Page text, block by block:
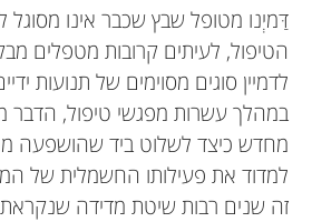
דַּמיְנו מטופל שבץ שכבר אינו מסוגל
הטיפול, לעיתים קרובות מטפלים
לדמיין סוגים מסוימים של תנועות
במהלך עשרות מפגשי טיפול, הדבר
מחדש כיצד לשלוט ביד שהושפעה
למדוד את פעילותו החשמלית של
זה שנים רבות שיטת מדידה שנקראת